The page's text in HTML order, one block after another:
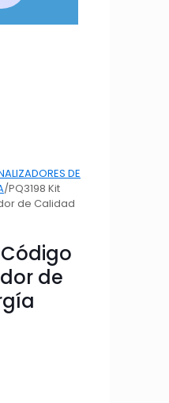
DE
/PQ3198 Kit
de Calidad
Código
de